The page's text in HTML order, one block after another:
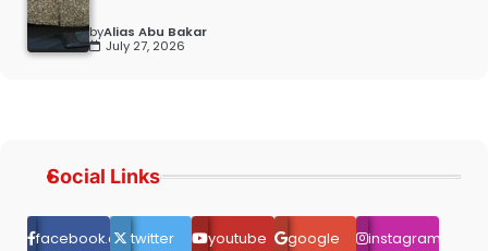
byAlias Abu Bakar
July 27, 2026
Social Links
facebook.comtwitter youtube google instagram